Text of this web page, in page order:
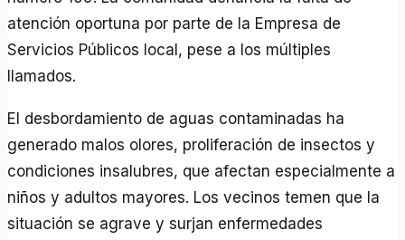
atención oportuna por parte de la Empresa de
Servicios Públicos local, pese a los múltiples
llamados.
El desbordamiento de aguas contaminadas ha
generado malos olores, proliferación de insectos y
condiciones insalubres, que afectan especialmente a
niños y adultos mayores. Los vecinos temen que la
situación se agrave y surjan enfermedades